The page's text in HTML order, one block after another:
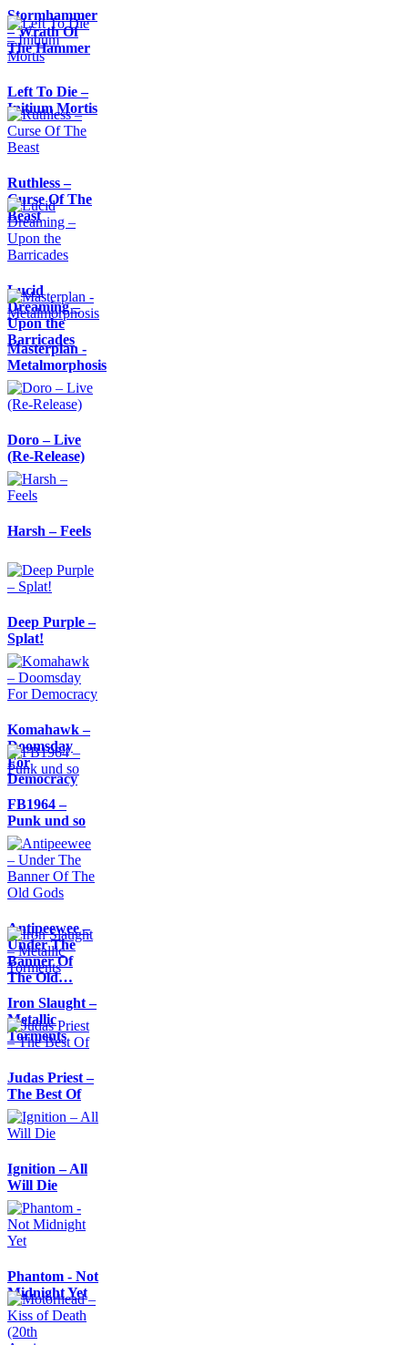
Stormhammer
– Wrath Of
The Hammer
Left To Die –
Initium Mortis
Ruthless –
Curse Of The
Beast
Lucid
Dreaming –
Upon the
Barricades
Masterplan -
Metalmorphosis
Doro – Live
(Re-Release)
Harsh – Feels
Deep Purple –
Splat!
Komahawk –
Doomsday
For
Democracy
FB1964 –
Punk und so
Antipeewee –
Under The
Banner Of
The Old…
Iron Slaught –
Metallic
Torments
Judas Priest –
The Best Of
Ignition – All
Will Die
Phantom - Not
Midnight Yet